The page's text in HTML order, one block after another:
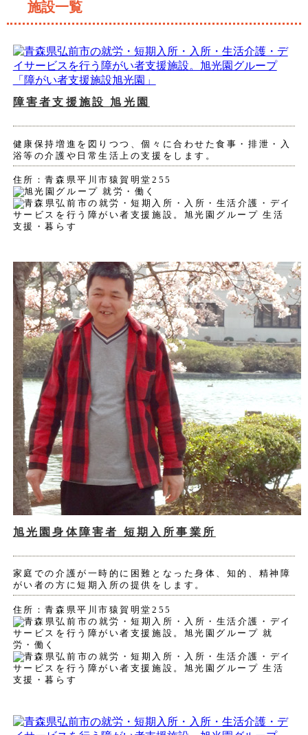
施設一覧
障害者支援施設 旭光園
健康保持増進を図りつつ、個々に合わせた食事・排泄・入
浴等の介護や日常生活上の支援をします。
住所：青森県平川市猿賀明堂255
旭光園身体障害者 短期入所事業所
家庭での介護が一時的に困難となった身体、知的、精神障
がい者の方に短期入所の提供をします。
住所：青森県平川市猿賀明堂255